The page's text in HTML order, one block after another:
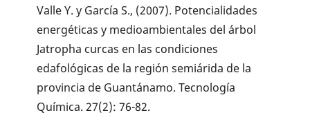
Valle Y. y García S., (2007). Potencialidades
energéticas y medioambientales del árbol
Jatropha curcas en las condiciones
edafológicas de la región semiárida de la
provincia de Guantánamo. Tecnología
Química. 27(2): 76-82.